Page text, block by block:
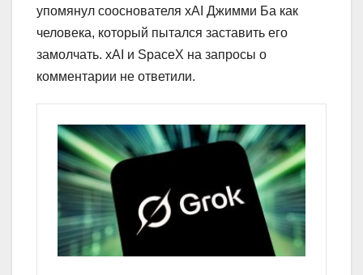
упомянул сооснователя xAI Джимми Ба как
человека, который пытался заставить его
замолчать. xAI и SpaceX на запросы о
комментарии не ответили.